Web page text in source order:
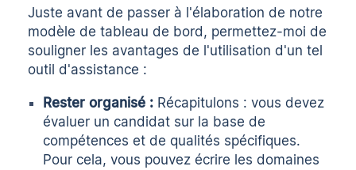
Juste avant de passer à l'élaboration de notre
modèle de tableau de bord, permettez-moi de
souligner les avantages de l'utilisation d'un tel
outil d'assistance :
Rester organisé : Récapitulons : vous devez
évaluer un candidat sur la base de
compétences et de qualités spécifiques.
Pour cela, vous pouvez écrire les domaines